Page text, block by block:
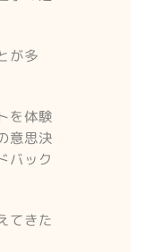
が多
を体験
意思決
バック
てきた